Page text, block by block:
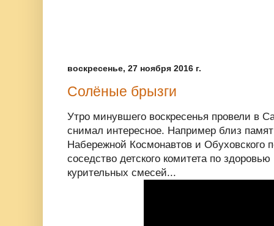
воскресенье, 27 ноября 2016 г.
Солёные брызги
Утро минувшего воскресенья провели в
снимал интересное. Например близ
Набережной Космонавтов и Обуховского
соседство детского комитета по
курительных смесей...